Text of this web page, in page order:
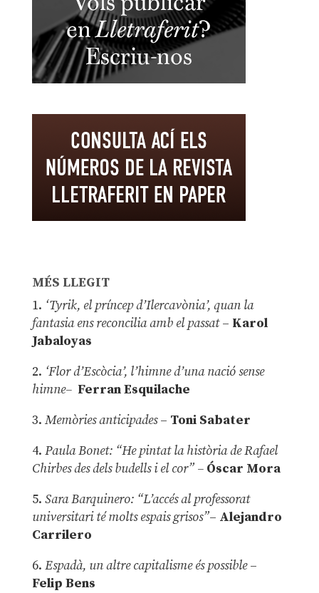
MÉS LLEGIT
1. ‘Tyrik, el príncep d’Ilercavònia’, quan la
fantasia ens reconcilia amb el passat– Karol
Jabaloyas
2. ‘Flor d’Escòcia’, l’himne d’una nació sense
himne– Ferran Esquilache
3. Memòries anticipades– Toni Sabater
4. Paula Bonet: “He pintat la història de Rafael
Chirbes des dels budells i el cor” –Óscar Mora
5. Sara Barquinero: “L’accés al professorat
universitari té molts espais grisos”– Alejandro
Carrilero
6. Espadà, un altre capitalisme és possible –
Felip Bens